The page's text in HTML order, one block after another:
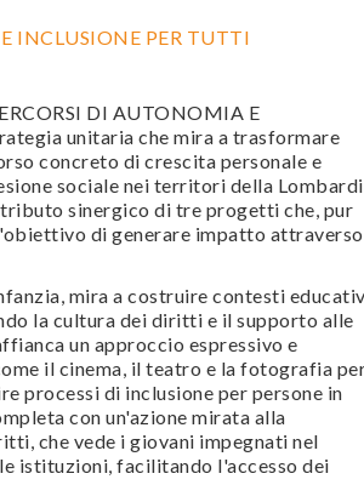
INCLUSIONE PER TUTTI
DI AUTONOMIA E
unitaria che mira a trasformare
concreto di crescita personale e
sociale nei territori della
sinergico di tre progetti che, pur
di generare impatto attraverso
mira a costruire contesti
la cultura dei diritti e il supporto alle
un approccio espressivo e
il cinema, il teatro e la fotografia
processi di inclusione per persone in
con un'azione mirata alla
che vede i giovani impegnati nel
istituzioni, facilitando l'accesso dei